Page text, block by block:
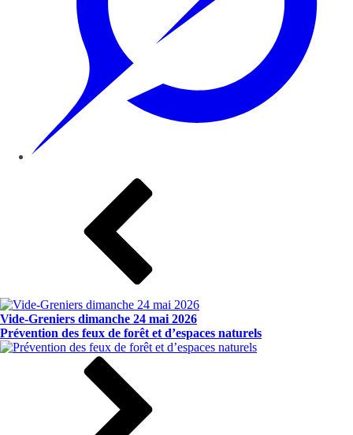
Vide-Greniers dimanche 24 mai 2026
Prévention des feux de forêt et d’espaces naturels